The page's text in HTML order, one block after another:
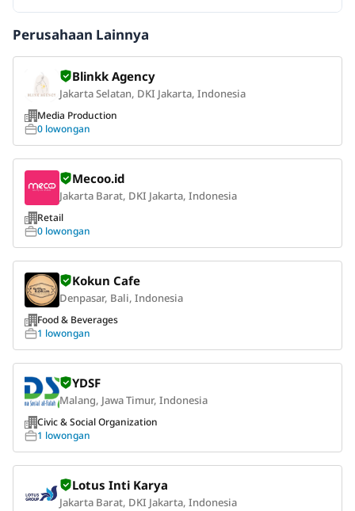
Perusahaan Lainnya
Blinkk Agency
Jakarta Selatan, DKI Jakarta, Indonesia
Media Production
0 lowongan
Mecoo.id
Jakarta Barat, DKI Jakarta, Indonesia
Retail
0 lowongan
Kokun Cafe
Denpasar, Bali, Indonesia
Food & Beverages
1 lowongan
YDSF
Malang, Jawa Timur, Indonesia
Civic & Social Organization
1 lowongan
Lotus Inti Karya
Jakarta Barat, DKI Jakarta, Indonesia